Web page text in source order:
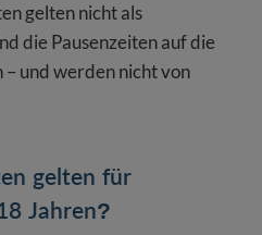
gelten nicht als
die Pausenzeiten auf die
und werden nicht von
gelten für
Jahren?